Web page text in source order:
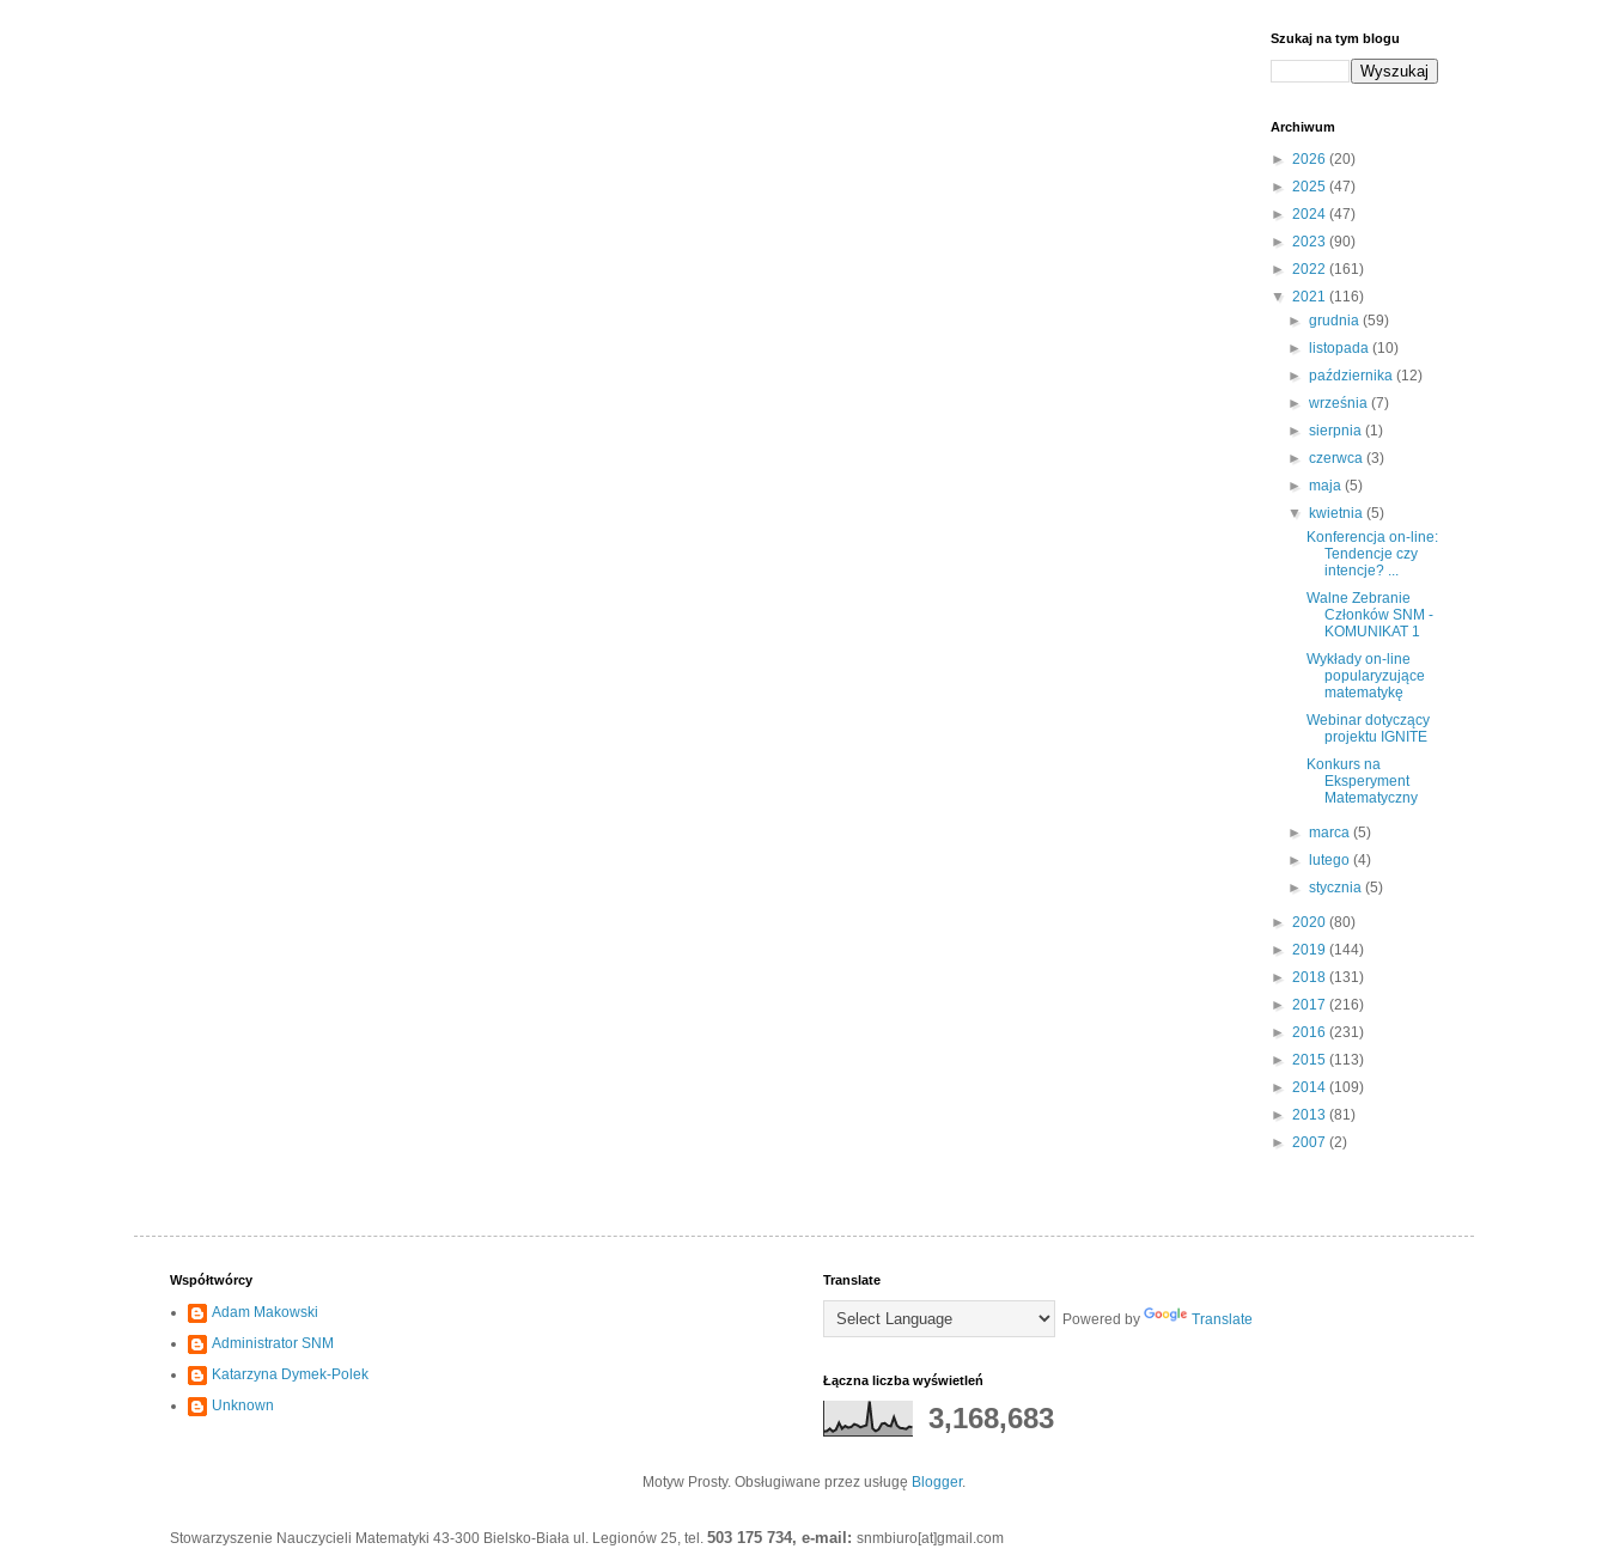
Szukaj na tym blogu
Archiwum
► 2026 (20)
► 2025 (47)
► 2024 (47)
► 2023 (90)
► 2022 (161)
▼ 2021 (116)
►grudnia(59)
►
listopada(10)
►października(12)
►września(7)
►sierpnia(1)
►czerwca(3)
►maja(5)
▼
kwietnia(5)
Konferencja on-line:
Tendencje czy
intencje? ...
Walne Zebranie
Członków SNM -
KOMUNIKAT 1
Wykłady on-line
popularyzujące
matematykę
Webinar dotyczący
projektu IGNITE
Konkurs na
Eksperyment
Matematyczny
►marca(5)
►
lutego(4)
►stycznia(5)
► 2020 (80)
► 2019 (144)
► 2018 (131)
► 2017 (216)
► 2016 (231)
► 2015 (113)
► 2014 (109)
► 2013 (81)
► 2007 (2)
Współtwórcy
Adam Makowski
Administrator SNM
Katarzyna Dymek-Polek
Unknown
Translate
Powered by Translate
Łączna liczba wyświetleń
3,168,683
Motyw Prosty. Obsługiwane przez usługę Blogger.
Stowarzyszenie Nauczycieli Matematyki 43-300 Bielsko-Biała ul. Legionów 25, tel. 503 175 734, e-mail: snmbiuro[at]gmail.com